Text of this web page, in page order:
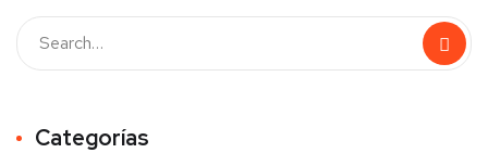
Categorías